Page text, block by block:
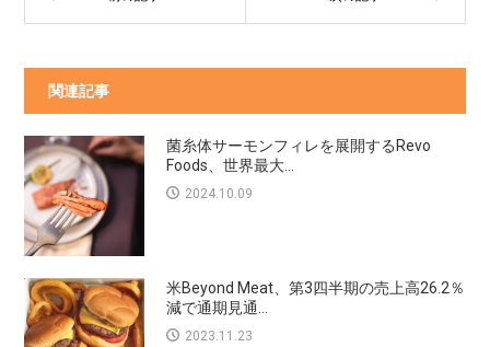
関連記事
菌糸体サーモンフィレを展開するRevo
Foods、世界最大...
2024.10.09
米Beyond Meat、第3四半期の売上高26.2％
減で通期見通...
2023.11.23